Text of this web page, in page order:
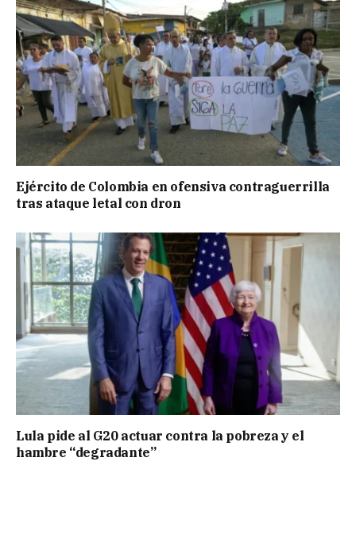
Ejército de Colombia en ofensiva contraguerrilla
tras ataque letal con dron
Lula pide al G20 actuar contra la pobreza y el
hambre “degradante”